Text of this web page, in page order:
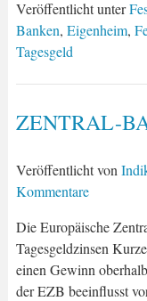
Veröffentlicht unter
Banken, Eigenheim,
Tagesgeld
ZENTRAL-
Veröffentlicht von
Kommentare
Die Europäische
Tagesgeldzinsen
einen Gewinn
der EZB beeinflusst